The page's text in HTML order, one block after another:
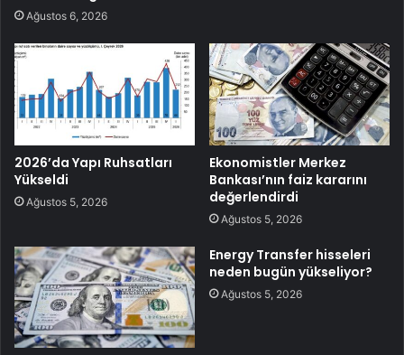
Ağustos 6, 2026
2026’da Yapı Ruhsatları
Yükseldi
Ağustos 5, 2026
Ekonomistler Merkez
Bankası’nın faiz kararını
değerlendirdi
Ağustos 5, 2026
Energy Transfer hisseleri
neden bugün yükseliyor?
Ağustos 5, 2026